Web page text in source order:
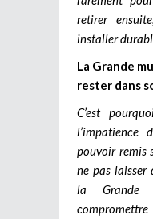
retirer
installer
La Grande
rester dans
C’est
l’impatience
pouvoir remis
ne pas laisser
la Grande